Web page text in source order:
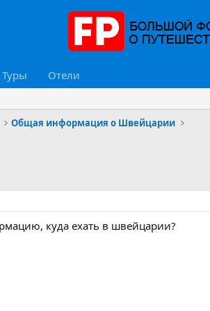
Туры Отели
Общая информация о Швейцарии
куда ехать в швейцарии?